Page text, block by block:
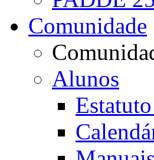
Comunidade
Alunos